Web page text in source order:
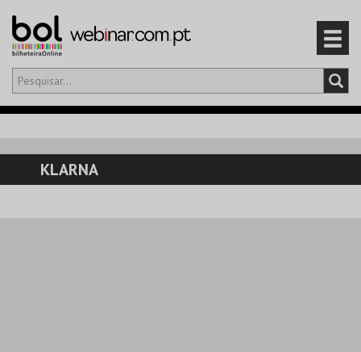
Olá,iniciar sessão
CARRINHO
EVENTOS
KLARNA